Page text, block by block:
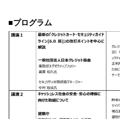
■プログラム